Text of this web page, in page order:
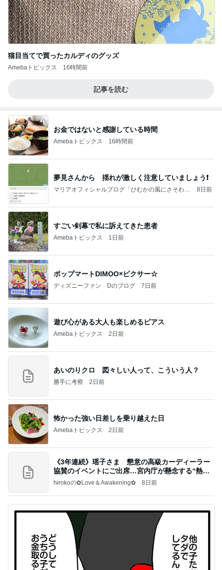
猫目当てで買ったカルディのグッズ
Amebaトピックス 16時間前
記事を読む
お金ではないと感謝している時間
Amebaトピックス 16時間前
夢見さんから 揺れが激しく注意していましょう❗️
マリアオフィシャルブログ「ひむかの風にさそわれ
8日前
すごい剣幕で私に訴えてきた患者
Amebaトピックス 1日前
ポップマートDIMOO×ピクサー☆
ディズニーファン Dのブログ 7日前
遊び心がある大人も楽しめるピアス
Amebaトピックス 2日前
あいのりクロ 図々しい人って、こういう人？
勝手に考察 2日前
怖かった強い日差しを乗り越えた日
Amebaトピックス 2日前
《3年連続》瑶子さま 懇意の高級カーディーラー
協賛のイベントにご出席…宮内庁が懸念する“熱心
すぎ
hirokoの✿Love＆Awakening✿ 8日前